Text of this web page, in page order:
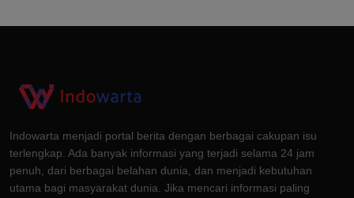
Indowarta menjadi portal berita dengan berbagai cakupan isu
terlengkap. Ada banyak informasi yang terjadi selama 24 jam
penuh, dari berbagai belahan dunia, dan menjadi kebutuhan
utama bagi masyarakat dunia. Jika mencari informasi paling